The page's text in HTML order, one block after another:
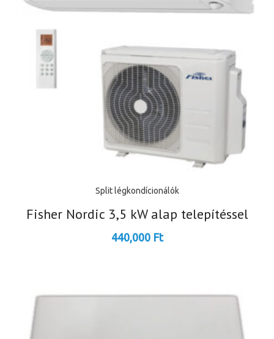
Split légkondícionálók
Fisher Nordic 3,5 kW alap telepítéssel
440,000 Ft